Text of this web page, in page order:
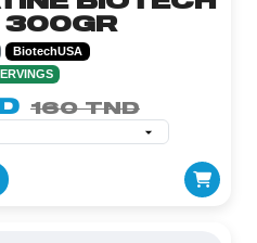
300GR
BiotechUSA
160 TND